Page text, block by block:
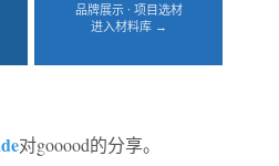
品牌展示 · 项目选材
进入材料库 →
对gooood的分享。